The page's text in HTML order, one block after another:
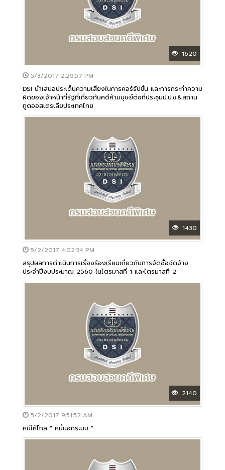
1620
5/3/2017 2:29:57 PM
DSI นำเสนอประเด็นความเสี่ยงในการคอร์รัปชั่น และการกระทำความ
ผิดของเจ้าหน้าที่รัฐที่เกี่ยวกับคดีค้ามนุษย์ต่อที่ประชุมป.ป.ช.&สถาน
ทูตออสเตรเลียประเทศไทย
1430
5/2/2017 4:02:34 PM
สรุปผลการดำเนินการเรื่องร้องเรียนเกี่ยวกับการจัดซื้อจัดจ้าง
ประจำปีงบประมาณ 2560 ในไตรมาสที่ 1 และไตรมาสที่ 2
2140
5/2/2017 9:51:52 AM
หนีให้ไกล " หนี้นอกระบบ "